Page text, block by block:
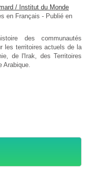
/ Institut du Monde
en Français - Publié en
des communautés
les territoires actuels de la
de l'Irak, des Territoires